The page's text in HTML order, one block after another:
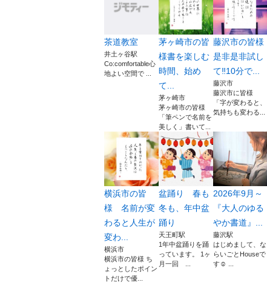
茶道教室
井土ヶ谷駅
Co:comfortable心
地よい空間で ...
茅ヶ崎市の皆
様書を楽しむ
時間、始め
て...
茅ヶ崎市
茅ヶ崎市の皆様
「筆ペンで名前を
美しく」書いて...
藤沢市の皆様
是非是非試し
て‼️10分で...
藤沢市
藤沢市に皆様
「字が変わると、
気持ちも変わる...
横浜市の皆
様 名前が変
わると人生が
変わ...
横浜市
横浜市の皆様 ち
ょっとしたポイン
トだけで優...
盆踊り 春も
冬も、年中盆
踊り
天王町駅
1年中盆踊りを踊
っています。 1ヶ
月一回 ...
2026年9月～
『大人のゆる
やか書道』...
藤沢駅
はじめまして、な
らいごとHouseで
す☺ ...